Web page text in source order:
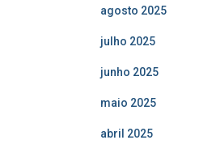
agosto 2025
julho 2025
junho 2025
maio 2025
abril 2025